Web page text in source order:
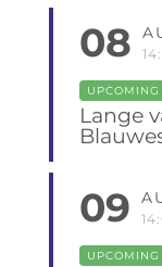
08
UPCOMING
Lange
09
UPCOMING